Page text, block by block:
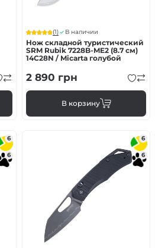
(1) В наличии
Нож складной туристический
SRM Rubik 7228B-ME2 (8.7 см)
14C28N / Micarta голубой
2 890 грн
В корзину
6
6
6
6